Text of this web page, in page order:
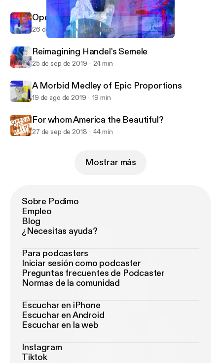
In Tune with Opera Philadelphia
Opera for the 21st Century
26 de sep de 2019 34 min
Reimagining Handel's Semele
25 de sep de 2019 24 min
A Morbid Medley of Epic Proportions
19 de ago de 2019 19 min
For whom America the Beautiful?
27 de sep de 2018 44 min
Mostrar más
Sobre Podimo
Empleo
Blog
¿Necesitas ayuda?
Para podcasters
Iniciar sesión como podcaster
Preguntas frecuentes de Podcaster
Normas de la comunidad
Escuchar en iPhone
Escuchar en Android
Escuchar en la web
Instagram
Tiktok